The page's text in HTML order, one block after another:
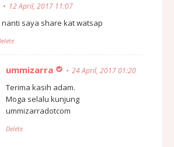
12 April, 2017 11:07
nanti saya share kat watsap
ummizarra 24 April, 2017 01:20
Terima kasih adam.
Moga selalu kunjung
ummizarradotcom
Delete